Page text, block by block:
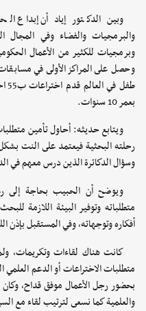
وبين الدكتور إياد أن إبداع
والبرمجيات والفضاء وفي المجال
وبرمجيات للكثير من الأعمال
وحصل على المراكز الأولى في
بعمر 10 سنوات.
ويتابع حديثه: أحاول تأمين
رحلته البحثية فيعتمد على النت
وسؤال الدكاترة الذين درس معهم في
ويوضح أن الحبيب بحاجة إلى
متطلباته وتوفير البيئة اللازمة
أفكاره وتوجهاته، وفي المستقبل بإذن
كانت هناك لقاءات وتكريمات،
متطلبات الاختراعات أو الدعم
بحضور رجل الأعمال موفق قداح،
والعلمية كما نسعى لترتيب لقاء مع